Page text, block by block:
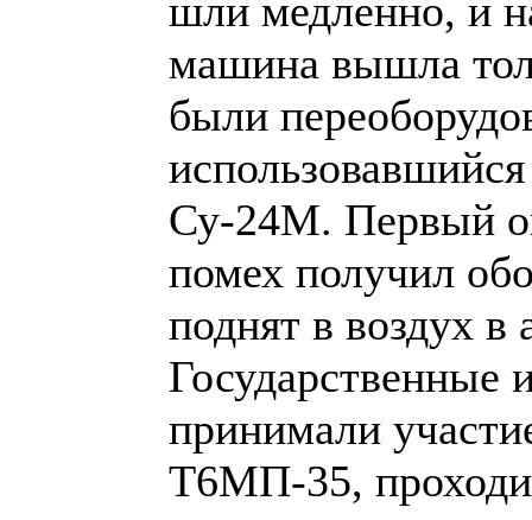
шли медленно, и
машина вышла
были
Су-24М. Первый
помех получил
поднят в воздух в
Государственные
принимали
Т6МП-35,